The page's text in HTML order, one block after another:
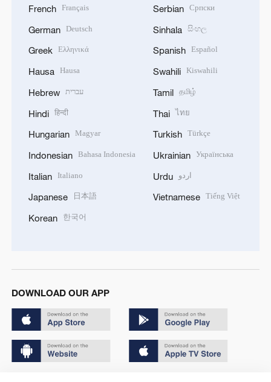
French Français
German Deutsch
Greek Ελληνικά
Hausa Hausa
Hebrew עברית
Hindi हिन्दी
Hungarian Magyar
Indonesian Bahasa Indonesia
Italian Italiano
Japanese 日本語
Korean 한국어
Serbian Српски
Sinhala සිංහල
Spanish Español
Swahili Kiswahili
Tamil தமிழ்
Thai ไทย
Turkish Türkçe
Ukrainian Українська
Urdu اردو
Vietnamese Tiếng Việt
DOWNLOAD OUR APP